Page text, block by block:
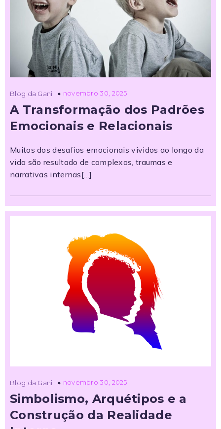
Blog da Gani novembro 30, 2025
A Transformação dos Padrões
Emocionais e Relacionais
Muitos dos desafios emocionais vividos ao longo da
vida são resultado de complexos, traumas e
narrativas internas[…]
Blog da Gani novembro 30, 2025
Simbolismo, Arquétipos e a
Construção da Realidade